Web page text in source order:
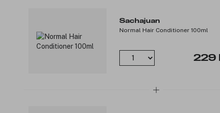
Sachajuan
Normal Hair Conditioner 100ml
229